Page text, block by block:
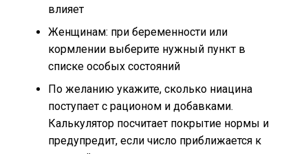
влияет
Женщинам: при беременности или
кормлении выберите нужный пункт в
списке особых состояний
По желанию укажите, сколько ниацина
поступает с рационом и добавками.
Калькулятор посчитает покрытие нормы и
предупредит, если число приближается к